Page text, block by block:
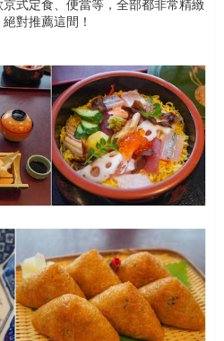
式定食、便當等，全部都非常精緻
對推薦這間！